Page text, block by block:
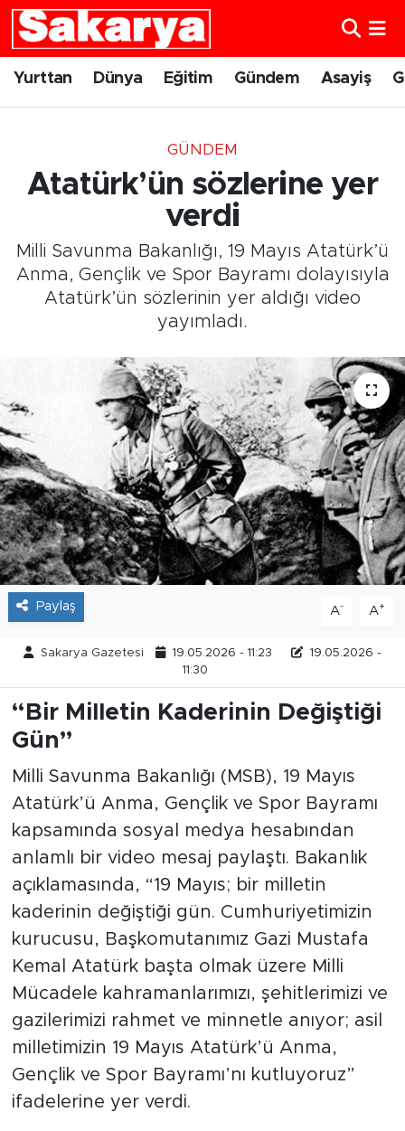
Yurttan Dünya Eğitim Gündem Asayiş
GÜNDEM
Atatürk’ün sözlerine yer
verdi
Milli Savunma Bakanlığı, 19 Mayıs Atatürk’ü
Anma, Gençlik ve Spor Bayramı dolayısıyla
Atatürk’ün sözlerinin yer aldığı video
yayımladı.
Paylaş A- A+
Sakarya Gazetesi 19.05.2026 - 11:23
19.05.2026 -
11:30
“Bir Milletin Kaderinin Değiştiği
Gün”
Milli Savunma Bakanlığı (MSB), 19 Mayıs
Atatürk’ü Anma, Gençlik ve Spor Bayramı
kapsamında sosyal medya hesabından
anlamlı bir video mesaj paylaştı. Bakanlık
açıklamasında, “19 Mayıs; bir milletin
kaderinin değiştiği gün. Cumhuriyetimizin
kurucusu, Başkomutanımız Gazi Mustafa
Kemal Atatürk başta olmak üzere Milli
Mücadele kahramanlarımızı, şehitlerimizi ve
gazilerimizi rahmet ve minnetle anıyor; asil
milletimizin 19 Mayıs Atatürk’ü Anma,
Gençlik ve Spor Bayramı’nı kutluyoruz”
ifadelerine yer verdi.
Yurttan
Eskişehirspor
Spor
Kültür Sanat
Resmi İlanlar
Söyleşi
Foto Şaka
Teknoloji
Eskişehir Nöbetçi Eczaneler
Eskişehir Trafik Yoğunluk Haritası
Süper Lig Puan Durumu ve Fikstür
Tüm Manşetler
Haber Arşivi